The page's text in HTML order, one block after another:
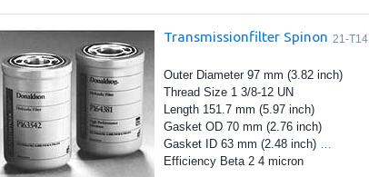
Transmissionfilter Spinon 21-T14
Outer Diameter 97 mm (3.82 inch)
Thread Size 1 3/8-12 UN
Length 151.7 mm (5.97 inch)
Gasket OD 70 mm (2.76 inch)
Gasket ID 63 mm (2.48 inch) …
Efficiency Beta 2 4 micron